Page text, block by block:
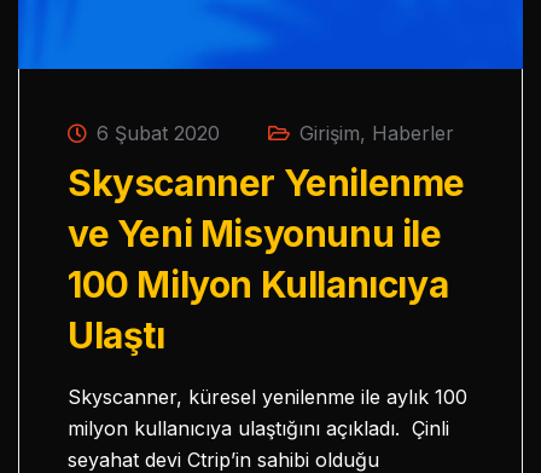
6 Şubat 2020 Girişim, Haberler
Skyscanner Yenilenme
ve Yeni Misyonunu ile
100 Milyon Kullanıcıya
Ulaştı
Skyscanner, küresel yenilenme ile aylık 100
milyon kullanıcıya ulaştığını açıkladı. Çinli
seyahat devi Ctrip’in sahibi olduğu